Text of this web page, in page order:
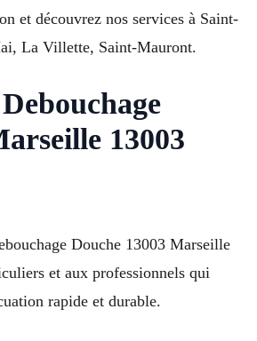
et découvrez nos services à Saint-
La Villette, Saint-Mauront.
13003
Douche 13003 Marseille
et aux professionnels qui
rapide et durable.